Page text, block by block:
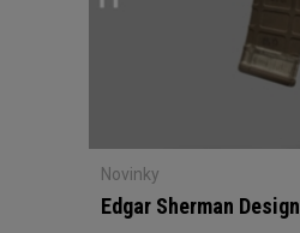
Novinky
Edgar Sherman Design